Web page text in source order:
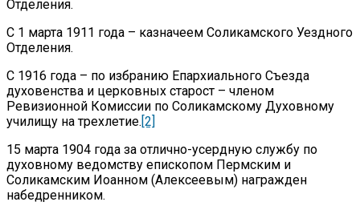
Отделения.
С 1 марта 1911 года – казначеем Соликамского Уездного
Отделения.
С 1916 года – по избранию Епархиального Съезда
духовенства и церковных старост – членом
Ревизионной Комиссии по Соликамскому Духовному
училищу на трехлетие.[2]
15 марта 1904 года за отлично-усердную службу по
духовному ведомству епископом Пермским и
Соликамским Иоанном (Алексеевым) награжден
набедренником.